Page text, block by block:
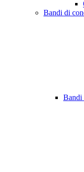
Bandi di
Bandi